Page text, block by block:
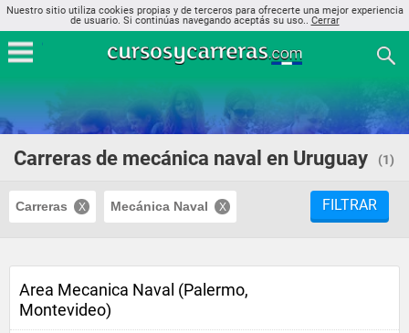
Nuestro sitio utiliza cookies propias y de terceros para ofrecerte una mejor experiencia
de usuario. Si continúas navegando aceptás su uso.. Cerrar
Carreras de mecánica naval en Uruguay (1)
Carreras Mecánica Naval FILTRAR
Area Mecanica Naval (Palermo,
Montevideo)